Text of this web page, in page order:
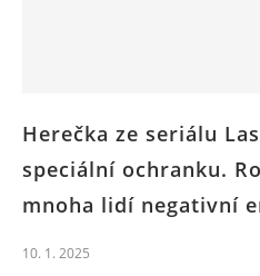
Herečka ze seriálu
speciální ochranku.
mnoha lidí negativní
10. 1. 2025